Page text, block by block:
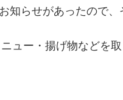
知らせがあったので
ュー・揚げ物などを